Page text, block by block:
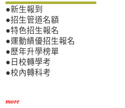
●新生報到
●招生管道名額
●特色招生報名
●運動績優招生報名
●歷年升學榜單
●日校轉學考
●校內轉科考
more